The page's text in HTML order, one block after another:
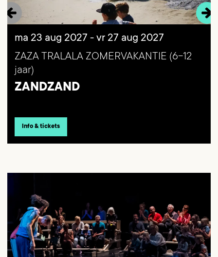
ZAZA TRALALA ZOMERVAKANTIE (6-12
jaar)
ZANDZAND
ma 23 aug 2027 - vr 27 aug 2027
Info & tickets